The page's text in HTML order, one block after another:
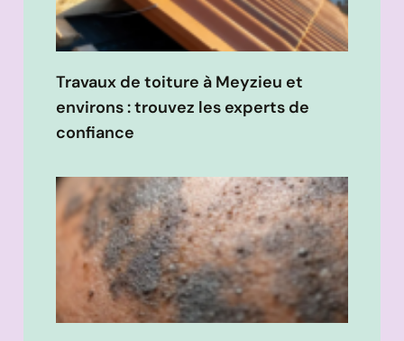
Travaux de toiture à Meyzieu et
environs : trouvez les experts de
confiance